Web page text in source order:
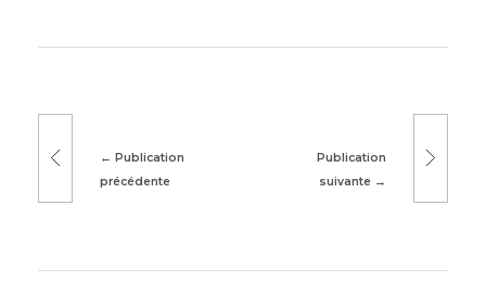
Publication
précédente
Publication
suivante